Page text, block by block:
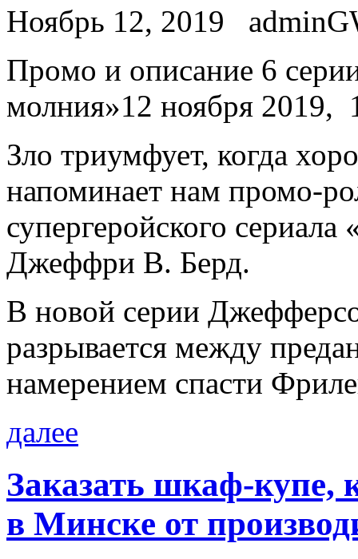
Ноябрь 12, 2019
Прoмo и описание 6
молния»12 ноября 2019,
Зло триумфует, когда
напоминает нам промо-
супергеройского
Джеффри В. Берд.
В новой серии
разрывается между
намерением спасти
далее
Заказать шкаф-купе,
в Минске от